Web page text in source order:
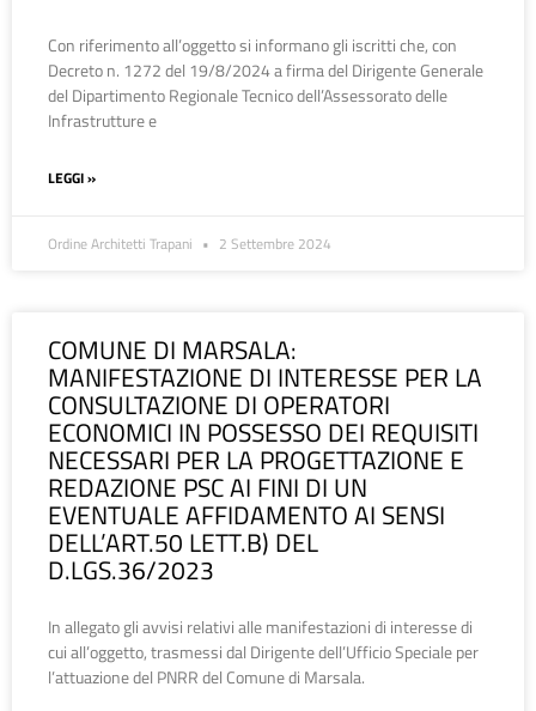
Con riferimento all’oggetto si informano gli iscritti che, con
Decreto n. 1272 del 19/8/2024 a firma del Dirigente Generale
del Dipartimento Regionale Tecnico dell’Assessorato delle
Infrastrutture e
LEGGI »
Ordine Architetti Trapani 2 Settembre 2024
COMUNE DI MARSALA:
MANIFESTAZIONE DI INTERESSE PER LA
CONSULTAZIONE DI OPERATORI
ECONOMICI IN POSSESSO DEI REQUISITI
NECESSARI PER LA PROGETTAZIONE E
REDAZIONE PSC AI FINI DI UN
EVENTUALE AFFIDAMENTO AI SENSI
DELL’ART.50 LETT.B) DEL
D.LGS.36/2023
In allegato gli avvisi relativi alle manifestazioni di interesse di
cui all’oggetto, trasmessi dal Dirigente dell’Ufficio Speciale per
l’attuazione del PNRR del Comune di Marsala.